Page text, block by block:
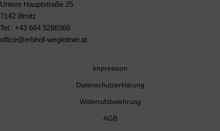
Untere Hauptstraße 25
7142 Illmitz
Tel.: +43 664 5286966
office@erbhof-wegleitner.at
Impressum
Datenschutzerklärung
Widerrufsbelehrung
AGB